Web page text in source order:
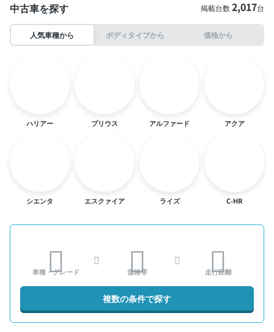
中古車を探す 掲載台数2,017台
人気車種から ボディタイプから 価格から
ハリアー プリウス アルファード アクア
シエンタ エスクァイア ライズ C-HR
車種・グレード 価格帯 走行距離
複数の条件で探す